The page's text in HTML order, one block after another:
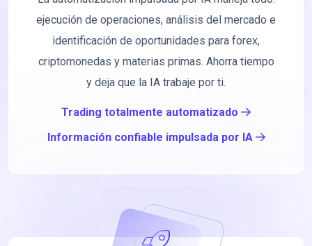
ejecución de operaciones, análisis del mercado e
identificación de oportunidades para forex,
criptomonedas y materias primas. Ahorra tiempo
y deja que la IA trabaje por ti.
Trading totalmente automatizado
Información confiable impulsada por IA